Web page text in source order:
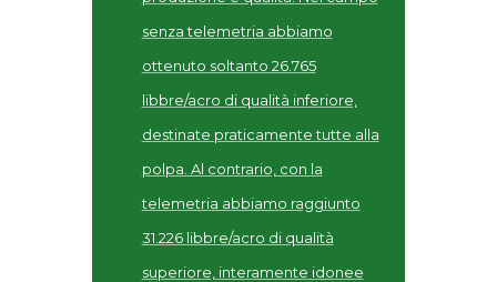
senza telemetria abbiamo
ottenuto soltanto 26.765
libbre/acro di qualità inferiore,
destinate praticamente tutte alla
polpa. Al contrario, con la
telemetria abbiamo raggiunto
31.226 libbre/acro di qualità
superiore, interamente idonee